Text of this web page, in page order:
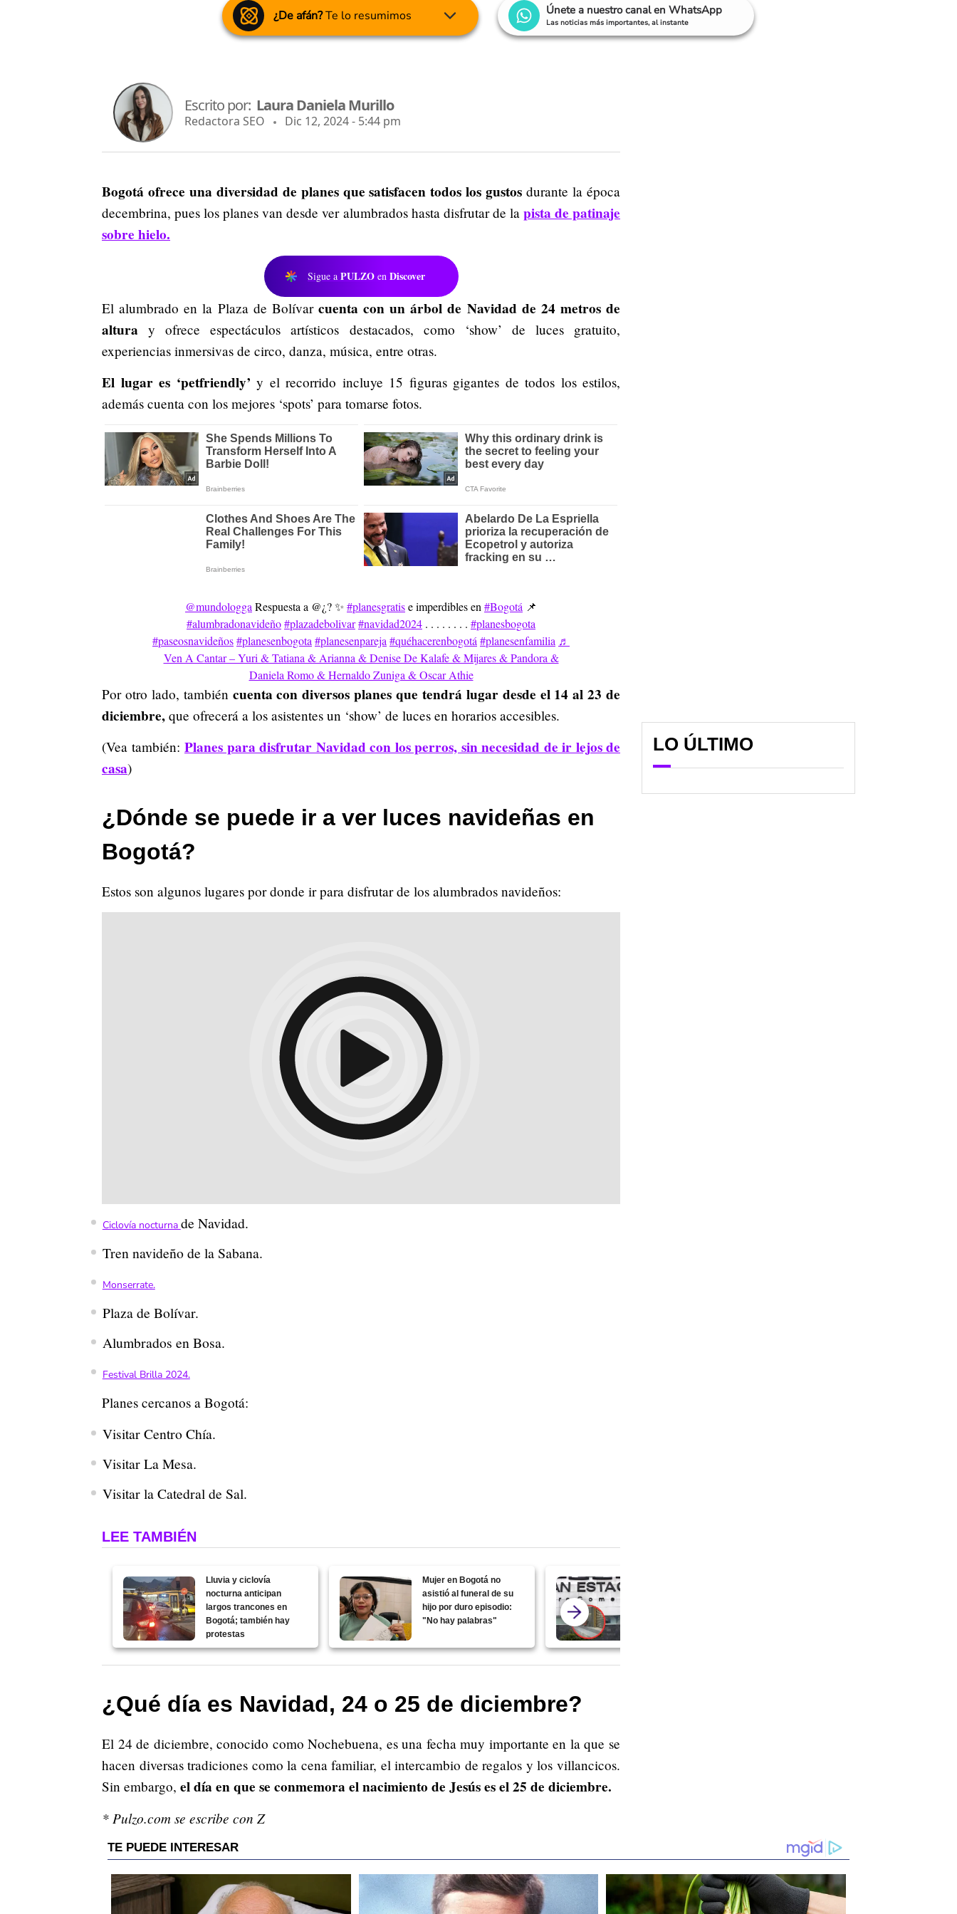
¿De afán?Te lo resumimos Únete a nuestro canal en WhatsApp
Las noticias más importantes, al instante
Escrito por: Laura Daniela Murillo
Redactora SEO Dic 12, 2024 - 5:44 pm
Bogotá ofrece una diversidad de planes que satisfacen todos los gustos durante la época
decembrina, pues los planes van desde ver alumbrados hasta disfrutar de la pista de patinaje
sobre hielo.
Sigue a PULZO en Discover
El alumbrado en la Plaza de Bolívarcuenta con un árbol de Navidad de 24 metros de
altura y ofrece espectáculos artísticos destacados, como ‘show’ de luces gratuito,
experiencias inmersivas de circo, danza, música, entre otras.
El lugar es ‘petfriendly’ y el recorrido incluye 15 figuras gigantes de todos los estilos,
además cuenta con los mejores ‘spots’ para tomarse fotos.
@mundologgaRespuesta a @¿? ✨ #planesgratise imperdibles en#Bogotá 📌
#alumbradonavideño#plazadebolivar#navidad2024 . . . . . . . . #planesbogota
#paseosnavideños#planesenbogota#planesenpareja#quéhacerenbogotá#planesenfamilia ♬
Ven A Cantar – Yuri & Tatiana & Arianna & Denise De Kalafe & Mijares & Pandora &
Daniela Romo & Hernaldo Zuniga & Oscar Athie
Por otro lado, también cuenta con diversos planes que tendrá lugar desde el 14 al 23 de
diciembre, que ofrecerá a los asistentes un ‘show’ de luces en horarios accesibles.
(Vea también: Planes para disfrutar Navidad con los perros, sin necesidad de ir lejos de
casa)
¿Dónde se puede ir a ver luces navideñas en
Bogotá?
Estos son algunos lugares por donde ir para disfrutar de los alumbrados navideños:
Ciclovía nocturna de Navidad.
Tren navideño de la Sabana.
Monserrate.
Plaza de Bolívar.
Alumbrados en Bosa.
Festival Brilla 2024.
Planes cercanos a Bogotá:
Visitar Centro Chía.
Visitar La Mesa.
Visitar la Catedral de Sal.
LEE TAMBIÉN
Lluvia y ciclovía
nocturna anticipan
largos trancones en
Bogotá; también hay
protestas
Mujer en Bogotá no
asistió al funeral de su
hijo por duro episodio:
"No hay palabras"
¿Qué día es Navidad, 24 o 25 de diciembre?
El 24 de diciembre, conocido como Nochebuena, es una fecha muy importante en la que se
hacen diversas tradiciones como la cena familiar, el intercambio de regalos y los villancicos.
Sin embargo, el día en que se conmemora el nacimiento de Jesús es el 25 de diciembre.
* Pulzo.com se escribe con Z
LO ÚLTIMO